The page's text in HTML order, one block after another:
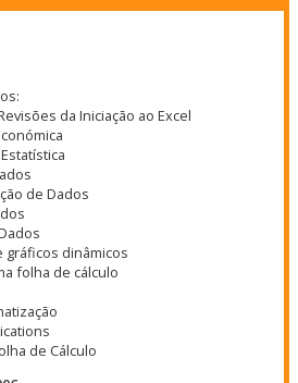
da Iniciação ao Excel
de Dados
gráficos dinâmicos
folha de cálculo
de Cálculo